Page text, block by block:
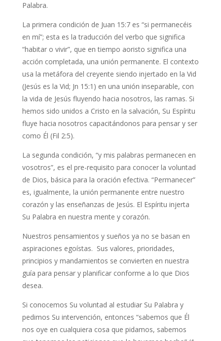
Palabra.
La primera condición de Juan 15:7 es “si permanecéis
en mí”; esta es la traducción del verbo que significa
“habitar o vivir”, que en tiempo aoristo significa una
acción completada, una unión permanente. El contexto
usa la metáfora del creyente siendo injertado en la Vid
(Jesús es la Vid; Jn 15:1) en una unión inseparable, con
la vida de Jesús fluyendo hacia nosotros, las ramas. Si
hemos sido unidos a Cristo en la salvación, Su Espíritu
fluye hacia nosotros capacitándonos para pensar y ser
como Él (Fil 2:5).
La segunda condición, “y mis palabras permanecen en
vosotros”, es el pre-requisito para conocer la voluntad
de Dios, básica para la oración efectiva. “Permanecer”
es, igualmente, la unión permanente entre nuestro
corazón y las enseñanzas de Jesús. El Espíritu injerta
Su Palabra en nuestra mente y corazón.
Nuestros pensamientos y sueños ya no se basan en
aspiraciones egoístas. Sus valores, prioridades,
principios y mandamientos se convierten en nuestra
guía para pensar y planificar conforme a lo que Dios
desea.
Si conocemos Su voluntad al estudiar Su Palabra y
pedimos Su intervención, entonces “sabemos que Él
nos oye en cualquiera cosa que pidamos, sabemos